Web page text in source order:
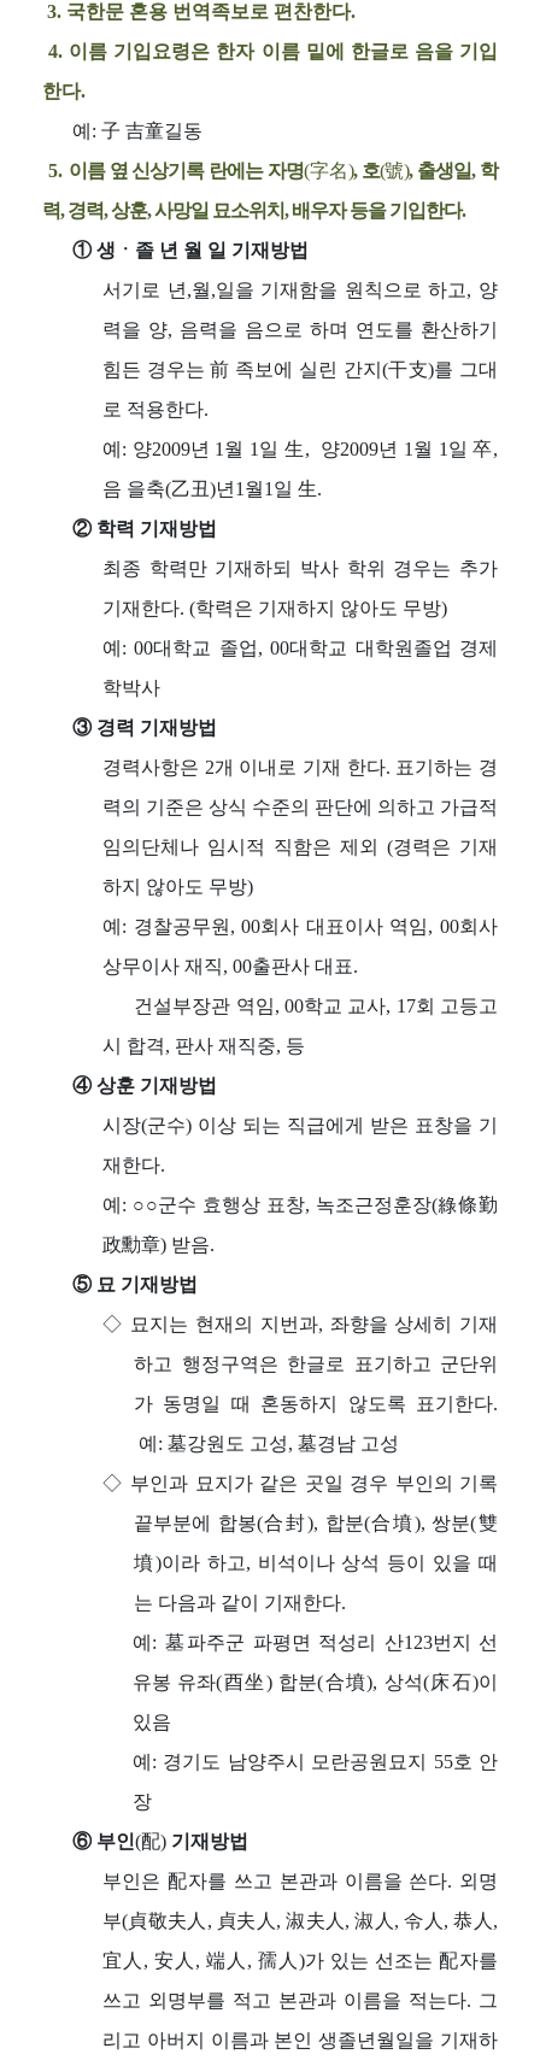
3. 국한문 혼용 번역족보로 편찬한다.
4. 이름 기입요령은 한자 이름 밑에 한글로 음을 기입
한다.
예: 子 吉童길동
5. 이름 옆 신상기록 란에는 자명(字名), 호(號), 출생일, 학
력, 경력, 상훈, 사망일 묘소위치, 배우자 등을 기입한다.
① 생ㆍ졸 년 월 일 기재방법
서기로 년,월,일을 기재함을 원칙으로 하고, 양
력을 양, 음력을 음으로 하며 연도를 환산하기
힘든 경우는 前 족보에 실린 간지(干支)를 그대
로 적용한다.
예: 양2009년 1월 1일 生, 양2009년 1월 1일 卒,
음 을축(乙丑)년1월1일 生.
② 학력 기재방법
최종 학력만 기재하되 박사 학위 경우는 추가
기재한다. (학력은 기재하지 않아도 무방)
예: 00대학교 졸업, 00대학교 대학원졸업 경제
학박사
③ 경력 기재방법
경력사항은 2개 이내로 기재 한다. 표기하는 경
력의 기준은 상식 수준의 판단에 의하고 가급적
임의단체나 임시적 직함은 제외 (경력은 기재
하지 않아도 무방)
예: 경찰공무원, 00회사 대표이사 역임, 00회사
상무이사 재직, 00출판사 대표.
건설부장관 역임, 00학교 교사, 17회 고등고
시 합격, 판사 재직중, 등
④ 상훈 기재방법
시장(군수) 이상 되는 직급에게 받은 표창을 기
재한다.
예: ○○군수 효행상 표창, 녹조근정훈장(綠條勤
政勳章) 받음.
⑤ 묘 기재방법
◇ 묘지는 현재의 지번과, 좌향을 상세히 기재
하고 행정구역은 한글로 표기하고 군단위
가 동명일 때 혼동하지 않도록 표기한다.
예: 墓강원도 고성, 墓경남 고성
◇ 부인과 묘지가 같은 곳일 경우 부인의 기록
끝부분에 합봉(合封), 합분(合墳), 쌍분(雙
墳)이라 하고, 비석이나 상석 등이 있을 때
는 다음과 같이 기재한다.
예: 墓파주군 파평면 적성리 산123번지 선
유봉 유좌(酉坐) 합분(合墳), 상석(床石)이
있음
예: 경기도 남양주시 모란공원묘지 55호 안
장
⑥ 부인(配) 기재방법
부인은 配자를 쓰고 본관과 이름을 쓴다. 외명
부(貞敬夫人, 貞夫人, 淑夫人, 淑人, 令人, 恭人,
宜人, 安人, 端人, 孺人)가 있는 선조는 配자를
쓰고 외명부를 적고 본관과 이름을 적는다. 그
리고 아버지 이름과 본인 생졸년월일을 기재하